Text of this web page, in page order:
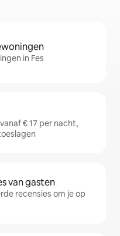
in Fes
€ 17 per nacht,
van gasten
recensies om je op